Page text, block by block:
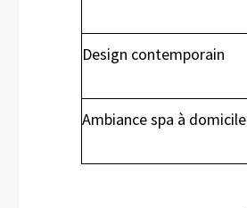
Design contemporain
Ambiance spa à domicile